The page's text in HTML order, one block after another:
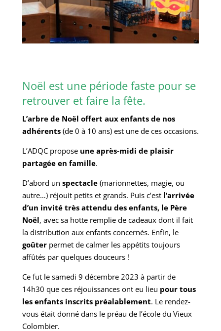
Noël est une période faste pour se
retrouver et faire la fête.
L’arbre de Noël offert aux enfants de nos
adhérents
(de 0 à 10 ans) est une de ces occasions.
L’ADQC proposeune après-midi de plaisir
partagée en famille
D’abord unspectacle(marionnettes, magie, ou
autre…) réjouit petits et grands. Puis c’estl’arrivée
d’un invité très attendu des enfants, le Père
Noël, avec sa hotte remplie de cadeaux dont il fait
la distribution aux enfants concernés. Enfin, le
goûter permet de calmer les appétits toujours
affûtés par quelques douceurs !
Ce fut le samedi 9 décembre 2023 à partir de
14h30 que ces réjouissances ont eu lieupour tous
les enfants inscrits préalablement. Le rendez-